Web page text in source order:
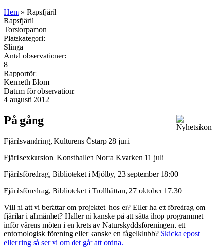
Hem » Rapsfjäril
Rapsfjäril
Torstorpamon
Platskategori:
Slinga
Antal observationer:
8
Rapportör:
Kenneth Blom
Datum för observation:
4 augusti 2012
På gång
Fjärilsvandring, Kulturens Östarp 28 juni
Fjärilsexkursion, Konsthallen Norra Kvarken 11 juli
Fjärilsföredrag, Biblioteket i Mjölby, 23 september 18:00
Fjärilsföredrag, Biblioteket i Trollhättan, 27 oktober 17:30
Vill ni att vi berättar om projektet hos er? Eller ha ett föredrag om
fjärilar i allmänhet? Håller ni kanske på att sätta ihop programmet
inför vårens möten i en krets av Naturskyddsföreningen, ett
entomologisk förening eller kanske en fågelklubb? Skicka epost
eller ring så ser vi om det går att ordna.